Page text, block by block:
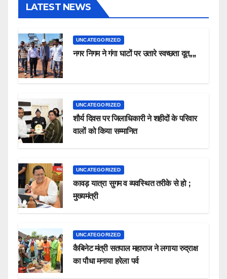
LATEST NEWS
UNCATEGORIZED
नगर निगम ने गंगा घाटों पर उतारे स्वच्छता दूत,,,,
UNCATEGORIZED
शौर्य दिवस पर जिलाधिकारी ने शहीदों के परिवार
वालों को किया सम्मानित
UNCATEGORIZED
कावड़ यात्रा सुगम व व्यवस्थित तरीके से हो ;
मुख्यमंत्री
UNCATEGORIZED
कैबिनेट मंत्री सतपाल महाराज ने लगाया रुद्राक्ष
का पौधा मनाया हरेला पर्व